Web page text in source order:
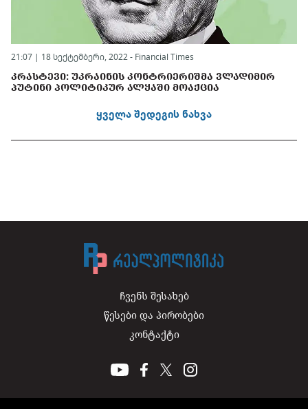
21:07 | 18 სექტემბერი, 2022 - Financial Times
ᲙᲠᲐᲡᲢᲔᲕᲘ: ᲣᲙᲠᲐᲘᲜᲘᲡ ᲙᲝᲜᲢᲠᲘᲔᲠᲘᲨᲛᲐ ᲕᲚᲐᲓᲘᲛᲘᲠ
ᲞᲣᲢᲘᲜᲘ ᲞᲝᲚᲘᲢᲘᲙᲣᲠ ᲐᲚᲧᲐᲨᲘ ᲛᲝᲐᲥᲪᲘᲐ
ყველა შედეგის ნახვა
ჩვენს შესახებ
წესები და პირობები
კონტაქტი